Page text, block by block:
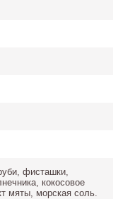
фисташки,
кокосовое
мяты, морская соль.